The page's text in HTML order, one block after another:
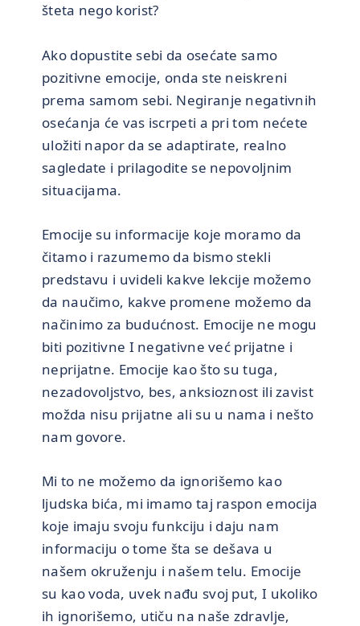
šteta nego korist?
Ako dopustite sebi da osećate samo
pozitivne emocije, onda ste neiskreni
prema samom sebi. Negiranje negativnih
osećanja će vas iscrpeti a pri tom nećete
uložiti napor da se adaptirate, realno
sagledate i prilagodite se nepovoljnim
situacijama.
Emocije su informacije koje moramo da
čitamo i razumemo da bismo stekli
predstavu i uvideli kakve lekcije možemo
da naučimo, kakve promene možemo da
načinimo za budućnost. Emocije ne mogu
biti pozitivne I negativne već prijatne i
neprijatne. Emocije kao što su tuga,
nezadovoljstvo, bes, anksioznost ili zavist
možda nisu prijatne ali su u nama i nešto
nam govore.
Mi to ne možemo da ignorišemo kao
ljudska bića, mi imamo taj raspon emocija
koje imaju svoju funkciju i daju nam
informaciju o tome šta se dešava u
našem okruženju i našem telu. Emocije
su kao voda, uvek nađu svoj put, I ukoliko
ih ignorišemo, utiču na naše zdravlje,